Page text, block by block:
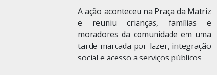
A ação aconteceu na Praça da Matriz
e reuniu crianças, famílias e
moradores da comunidade em uma
tarde marcada por lazer, integração
social e acesso a serviços públicos.